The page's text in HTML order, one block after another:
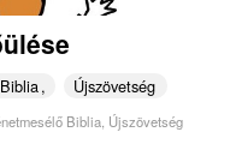
Újszövetség
Biblia, Újszövetség